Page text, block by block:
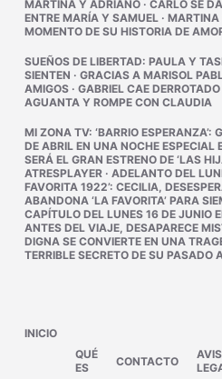
MARTINA Y ADRIANO· CARLO SE
ENTRE MARÍA Y SAMUEL· MARTINA
MOMENTO DE SU HISTORIA DE
SUEÑOS DE LIBERTAD: PAULA Y
SIENTEN · GRACIAS A MARISOL
AMIGOS· GABRIEL CAE
AGUANTA Y ROMPE CON CLAUDIA
MI ZONA TV: ‘BARRIO ESPERANZA’:
DE ABRIL EN UNA NOCHE ESPECIAL
SERÁ EL GRAN ESTRENO DE ‘LAS
ATRESPLAYER· ADELANTO DEL
FAVORITA 1922’: CECILIA,
ABANDONA ‘LA FAVORITA’ PARA
CAPÍTULO DEL LUNES 16 DE JUNIO
ANTES DEL VIAJE, DESAPARECE
DIGNA SE CONVIERTE EN UNA
TERRIBLE SECRETO DE SU PASADO
INICIO
QUÉ
ES
CONTACTO